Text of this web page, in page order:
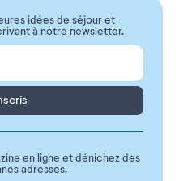
idées de séjour et
à notre newsletter.
en ligne et dénichez des
adresses.